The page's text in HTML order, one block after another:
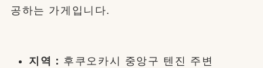
공하는 가게입니다.
지역： 후쿠오카시 중앙구 텐진 주변